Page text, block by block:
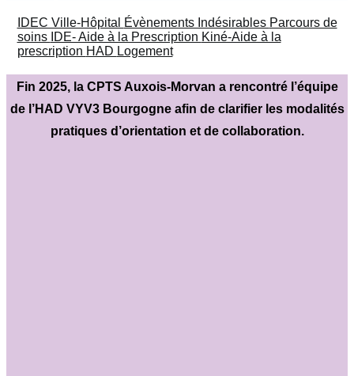
IDEC Ville-Hôpital Évènements Indésirables Parcours de
soins IDE- Aide à la Prescription Kiné-Aide à la
prescription HAD Logement
Fin 2025, la CPTS Auxois-Morvan a rencontré l’équipe
de l’HAD VYV3 Bourgogne afin de clarifier les modalités
pratiques d’orientation et de collaboration.